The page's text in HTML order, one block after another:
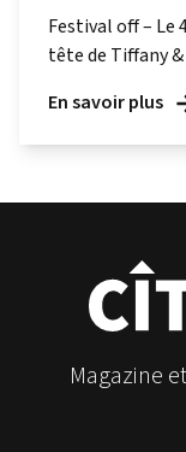
Festival off – Le
tête de Tiffany
En savoir plus
Magazine